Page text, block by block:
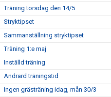
Träning torsdag den 14/5
Stryktipset
Sammanställning stryktipset
Träning 1:e maj
Inställd träning
Ändrard träningstid
Ingen grästräning idag, mån 30/3